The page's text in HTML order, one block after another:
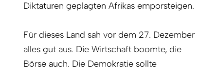
Diktaturen geplagten Afrikas emporsteigen.
Für dieses Land sah vor dem 27. Dezember
alles gut aus. Die Wirtschaft boomte, die
Börse auch. Die Demokratie sollte